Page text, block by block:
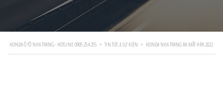
HONDA Ô TÔ NHA TRANG - HOTLINE 0905 254 255 > TIN TỨC & SỰ KIỆN > HONDA NHA TRANG RA MẮT HRV 2022